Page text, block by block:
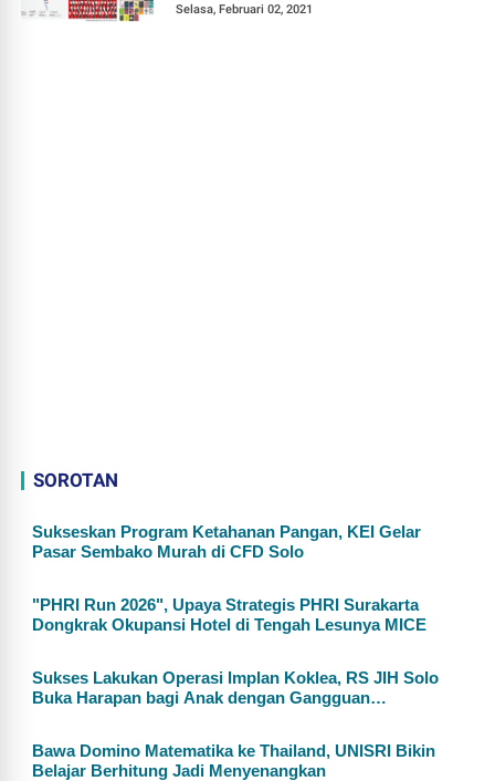
Selasa, Februari 02, 2021
SOROTAN
Sukseskan Program Ketahanan Pangan, KEI Gelar
Pasar Sembako Murah di CFD Solo
"PHRI Run 2026", Upaya Strategis PHRI Surakarta
Dongkrak Okupansi Hotel di Tengah Lesunya MICE
Sukses Lakukan Operasi Implan Koklea, RS JIH Solo
Buka Harapan bagi Anak dengan Gangguan
Bawa Domino Matematika ke Thailand, UNISRI Bikin
Belajar Berhitung Jadi Menyenangkan